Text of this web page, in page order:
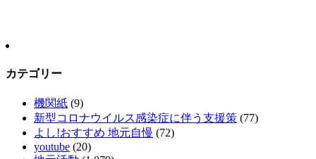
カテゴリー
機関紙 (9)
新型コロナウイルス感染症に伴う支援策 (77)
よし!おすすめ 地元自慢 (72)
youtube (20)